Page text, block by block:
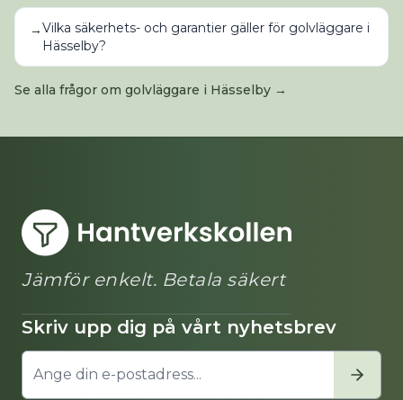
→Vilka säkerhets- och garantier gäller för golvläggare i
Hässelby?
Se alla frågor om golvläggare i Hässelby →
Jämför enkelt. Betala säkert
Skriv upp dig på vårt nyhetsbrev